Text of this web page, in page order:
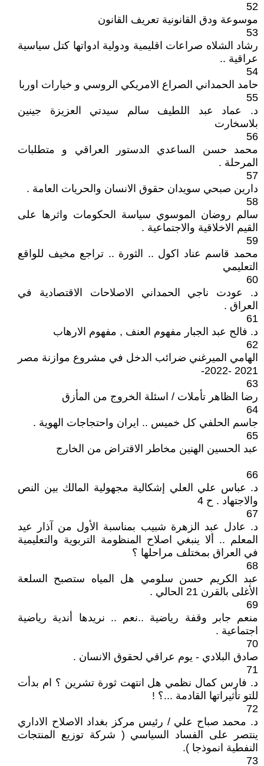
52
موسوعة ودق القانونية تعريف القانون
53
رشاد الشلاه صراعات اقليمية ودولية ادواتها كتل سياسية
عراقية ..
54
حامد الحمداني الصراع الامريكي الروسي و خيارات اوربا
55
د. عماد عبد اللطيف سالم سيدتي العزيزة جينين
بلاسخارت
56
محمد حسن الساعدي الدستور العراقي و متطلبات
المرحلة .
57
دارين صبحي سويدان حقوق الانسان والحريات العامة .
58
سالم روضان الموسوي سياسة الحكومات واثرها على
القيم الاخلاقية والاجتماعية .
59
محمد قاسم عناد اكول .. الثورة .. تراجع مخيف للواقع
التعليمي
60
د. عودت ناجي الحمداني الاصلاحات الاقتصادية في
العراق .
61
د. فالح عبد الجبار مفهوم العنف , مفهوم الارهاب
62
الهامي الميرغني ضرائب الدخل في مشروع موازنة مصر
2021 -2022-
63
رضا الظاهر تأملات / اسئلة الخروج من المأزق
64
جاسم الحلفي كل خميس .. ايران واحتجاجات الهوية .
65
عبد الحسين الهنين مخاطر الاقتراض من الخارج
66
د. عباس علي العلي إشكالية مجهولية المالك بين النص
والاجتهاد . ح 4
67
د. عادل عبد الزهرة شبيب بمناسبة الأول من آذار عيد
المعلم .. ألا ينبغي اصلاح المنظومة التربوية والتعليمية
في العراق بمختلف مراحلها ؟
68
عبد الكريم حسن سلومي هل المياه ستصبح السلعة
الأغلى بالقرن 21 الحالي .
69
منعم جابر وقفة رياضية ..نعم .. نريدها أندية رياضية
اجتماعية .
70
صادق البلادي - يوم عراقي لحقوق الانسان .
71
د. فارس كمال نظمي هل انتهت ثورة تشرين ؟ ام بدأت
للتو تأثيراتها القادمة ...؟ !
72
د. محمد صباح علي / رئيس مركز بغداد الاصلاح الاداري
ينتصر على الفساد السياسي ( شركة توزيع المنتجات
النفطية انموذجا ).
73